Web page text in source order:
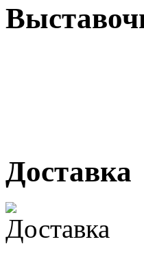
Доставка